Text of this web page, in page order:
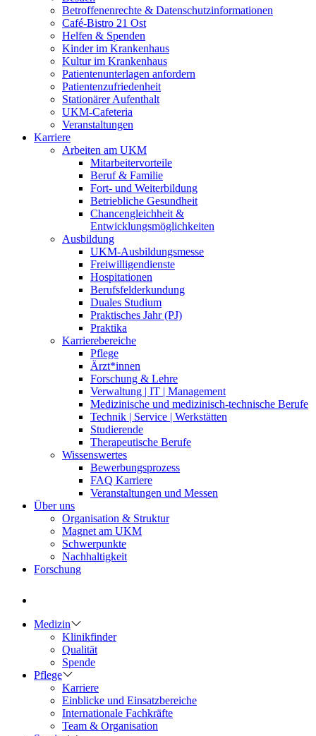
Betroffenenrechte & Datenschutzinformationen
Café-Bistro 21 Ost
Helfen & Spenden
Kinder im Krankenhaus
Kultur im Krankenhaus
Patientenunterlagen anfordern
Patientenzufriedenheit
Stationärer Aufenthalt
UKM-Cafeteria
Veranstaltungen
Karriere
Arbeiten am UKM
Mitarbeitervorteile
Beruf & Familie
Fort- und Weiterbildung
Betriebliche Gesundheit
Chancengleichheit &
Entwicklungsmöglichkeiten
Ausbildung
UKM-Ausbildungsmesse
Freiwilligendienste
Hospitationen
Berufsfelderkundung
Duales Studium
Praktisches Jahr (PJ)
Praktika
Karrierebereiche
Pflege
Ärzt*innen
Forschung & Lehre
Verwaltung | IT | Management
Medizinische und medizinisch-technische Berufe
Technik | Service | Werkstätten
Studierende
Therapeutische Berufe
Wissenswertes
Bewerbungsprozess
FAQ Karriere
Veranstaltungen und Messen
Über uns
Organisation & Struktur
Magnet am UKM
Schwerpunkte
Nachhaltigkeit
Forschung
Medizin
Klinikfinder
Qualität
Spende
Pflege
Karriere
Einblicke und Einsatzbereiche
Internationale Fachkräfte
Team & Organisation